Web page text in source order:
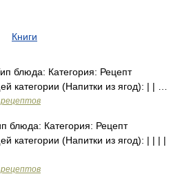
Книги
блюда: Категория: Рецепт
категории (Напитки из ягод): | | …
рецептов
блюда: Категория: Рецепт
категории (Напитки из ягод): | | | |
рецептов